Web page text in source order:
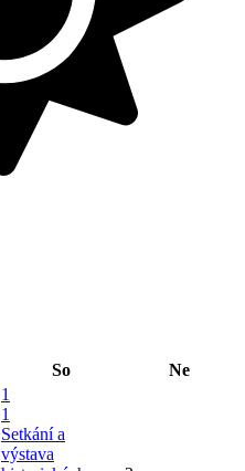
So Ne
1
1
Setkání a
výstava